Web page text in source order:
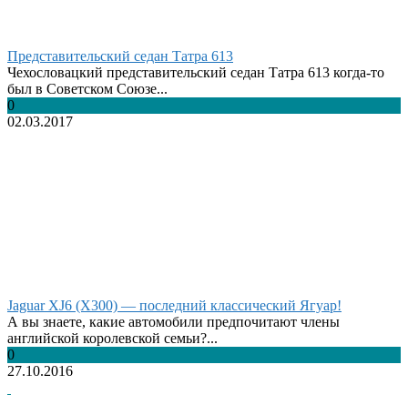
Представительский седан Татра 613
Чехословацкий представительский седан Татра 613 когда-то
был в Советском Союзе...
0
02.03.2017
Jaguar XJ6 (X300) — последний классический Ягуар!
А вы знаете, какие автомобили предпочитают члены
английской королевской семьи?...
0
27.10.2016